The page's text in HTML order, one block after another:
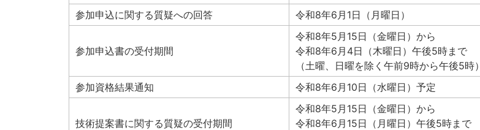
参加申込に関する質疑への回答
令和8年6月1日（月曜日）
参加申込書の受付期間
令和8年5月15日（金曜日）から
令和8年6月4日（木曜日）午後5時まで
（土曜、日曜を除く午前9時から午後5時）
参加資格結果通知
令和8年6月10日（水曜日）予定
技術提案書に関する質疑の受付期間
令和8年5月15日（金曜日）から
令和8年6月15日（月曜日）午後5時まで